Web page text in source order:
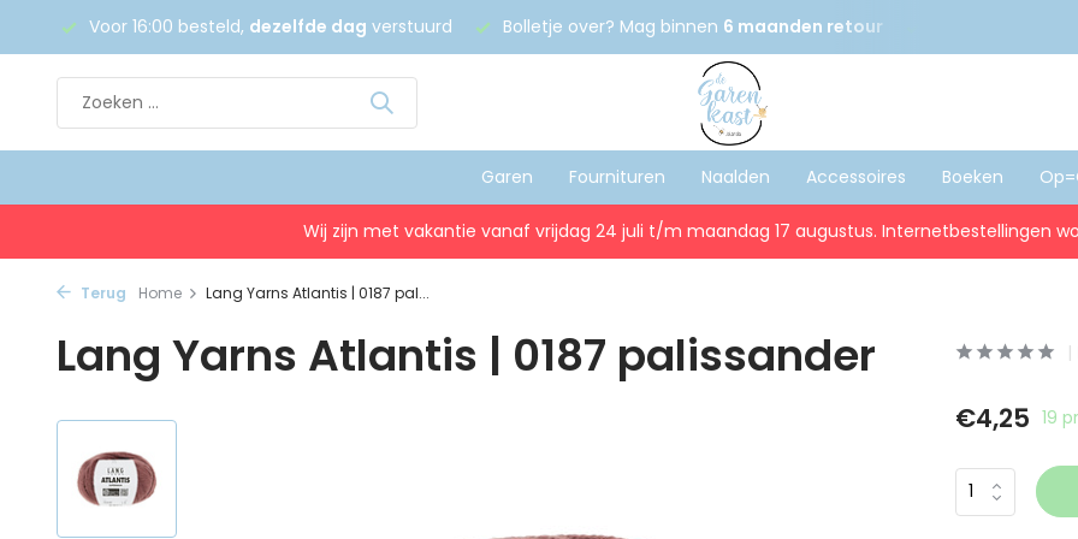
Voor 16:00 besteld, dezelfde dag verstuurd Bolletje over? Mag binnen 6 maanden retour
Garen Fournituren Naalden Accessoires Boeken
Wij zijn met vakantie vanaf vrijdag 24 juli t/m maandag 17 augustus. Internetbestellingen
Terug Home Lang Yarns Atlantis | 0187 pal...
Lang Yarns Atlantis | 0187 palissander
€4,25 19